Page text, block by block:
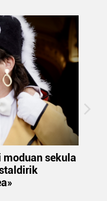
moduan sekula